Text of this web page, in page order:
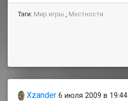
Тэги: Мир игры , Местности
Xzander 6 июля 2009 в 19:44